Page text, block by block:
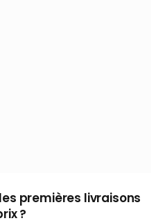
les premières livraisons
?